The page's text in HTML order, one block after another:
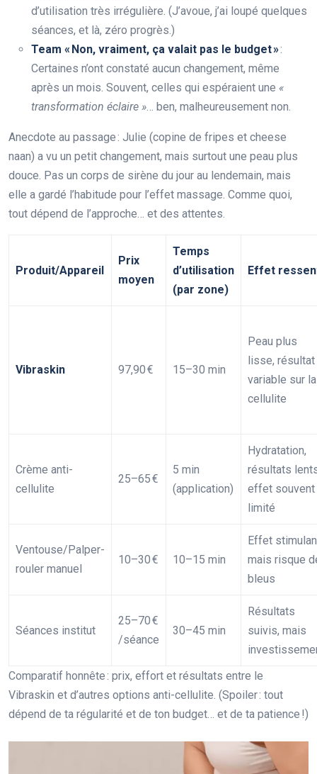
d’utilisation très irrégulière. (J’avoue, j’ai loupé quelques
séances, et là, zéro progrès.)
Team « Non, vraiment, ça valait pas le budget »:
Certaines n’ont constaté aucun changement, même
après un mois. Souvent, celles qui espéraient une «
transformation éclaire »… ben, malheureusement non.
Anecdote au passage : Julie (copine de fripes et cheese
naan) a vu un petit changement, mais surtout une peau plus
douce. Pas un corps de sirène du jour au lendemain, mais
elle a gardé l’habitude pour l’effet massage. Comme quoi,
tout dépend de l’approche… et des attentes.
Produit/Appareil
Prix
moyen
Temps
d’utilisation
(par zone)
Effet
Vibraskin 97,90 € 15–30 min
Peau plus
lisse, résultat
variable sur la
cellulite
Crème anti-
cellulite
25–65 €
5 min
(application)
Hydratation,
résultats
effet souvent
limité
Ventouse/Palper-
rouler manuel
10–30 € 10–15 min
Effet
mais risque
bleus
Séances institut
25–70 €
/séance
30–45 min
Résultats
suivis, mais
Comparatif honnête : prix, effort et résultats entre le
Vibraskin et d’autres options anti-cellulite. (Spoiler : tout
dépend de ta régularité et de ton budget… et de ta patience !)